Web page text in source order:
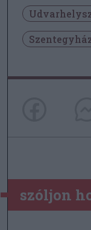
szóljon